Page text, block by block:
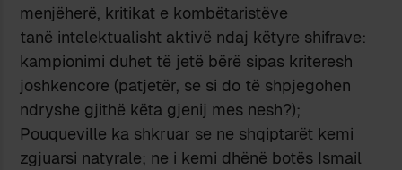
menjëherë, kritikat e kombëtaristëve
tanë intelektualisht aktivë ndaj këtyre shifrave:
kampionimi duhet të jetë bërë sipas kriteresh
joshkencore (patjetër, se si do të shpjegohen
ndryshe gjithë këta gjenij mes nesh?);
Pouqueville ka shkruar se ne shqiptarët kemi
zgjuarsi natyrale; ne i kemi dhënë botës Ismail